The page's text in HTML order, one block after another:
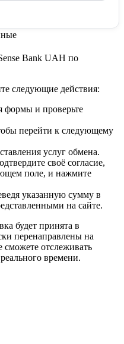
Bank UAH по
следующие действия:
формы и проверьте
перейти к следующему
услуг обмена.
своё согласие,
поле, и нажмите
указанную сумму в
на сайте.
будет принята в
перенаправлены на
сможете отслеживать
времени.